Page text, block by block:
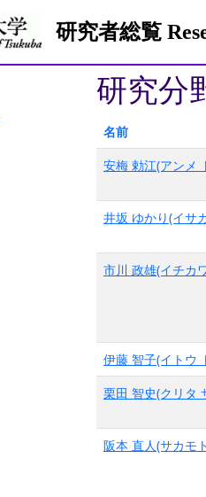
研究者総覧
研究分
名前
安梅 勅江(アンメ
井坂 ゆかり(イサ
市川 政雄(イチカ
伊藤 智子(イトウ
栗田 智史(クリタ
阪本 直人(サカモ